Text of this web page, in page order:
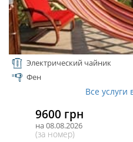
Электрический чайник
Фен
Все услуги
9600 грн
на 08.08.2026
(за номер)